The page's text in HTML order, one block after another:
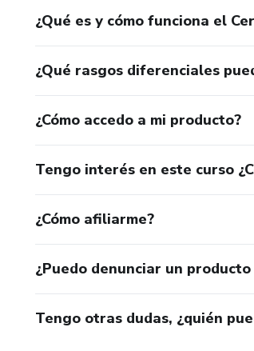
¿Qué es y cómo funciona el
¿Qué rasgos diferenciales
¿Cómo accedo a mi producto?
Tengo interés en este curso
¿Cómo afiliarme?
¿Puedo denunciar un
Tengo otras dudas, ¿quién